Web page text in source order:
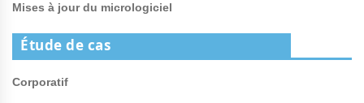
Mises à jour du micrologiciel
Étude de cas
Corporatif